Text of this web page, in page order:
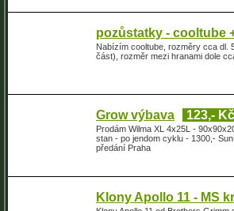
pozůstatky - cooltube
Nabízím cooltube, rozměry cca dl.
část), rozměr mezi hranami dole
Grow výbava 123,- Kč
Prodám Wilma XL 4x25L -
stan - po jendom cyklu - 1300,-
předání Praha
Klony Apollo 11 - MS